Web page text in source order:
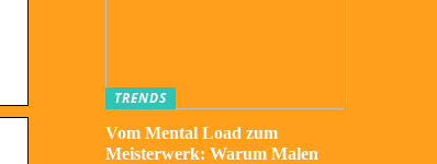
TRENDS
Vom Mental Load zum
Meisterwerk: Warum Malen